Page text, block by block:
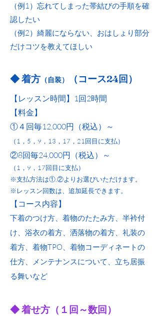
（例1）忘れてしまった帯結びの手順を確
認したい
​（例2）綺麗にならない、おはしょり部分
だけコツを教えてほしい
◆ 着方 （自装） （コース24回）
【レッスン時間】1回2時間
【料金】
①４回毎12,000円（税込）～
（1，5，9，13，17，21回目に支払）
②8回毎24,000円（税込）～
（1，9，17回目に支払）
※支払方法は①,②よりお選びいただけます。
※レッスン回数は、追加延長できます。
​【コース内容】​
下着のつけ方、着物のたたみ方、半衿付
け、浴衣の着方、洒落物の着方、礼装の
着方、着物TPO、着物コーディネートの
仕方、メンテナンスについて、立ち居振
る舞いなど
◆ 着せ方（１回～数回）